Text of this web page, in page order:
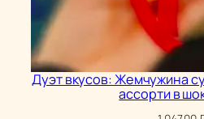
Дуэт вкусов: Жемчужина
ассорти в